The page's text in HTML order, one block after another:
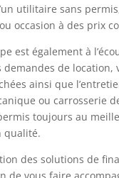
utilitaire sans
occasion à des prix
est également à
demandes de location,
ainsi que
ou carrosserie
toujours au
qualité.
des solutions de